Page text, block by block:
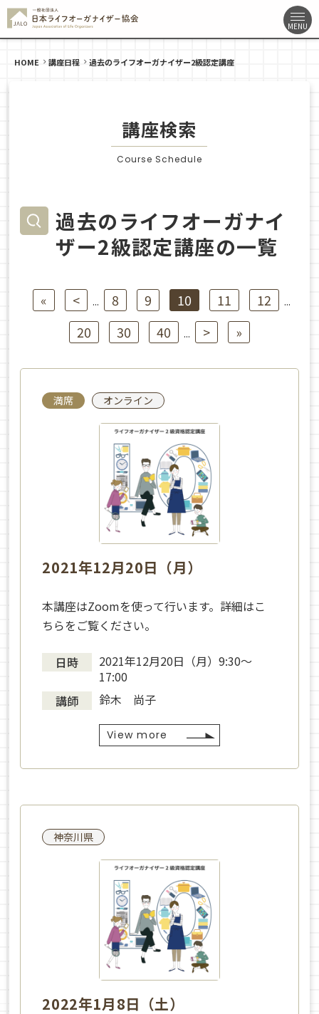
HOME 講座日程 過去のライフオーガナイザー2級認定講座
講座検索
Course Schedule
過去のライフオーガナイ
ザー2級認定講座の一覧
« < ... 8 9 10 11 12 ...
20 30 40 ... > »
満席 オンライン
2021年12月20日（月）
本講座はZoomを使って行います。詳細はこ
ちらをご覧ください。
日時
2021年12月20日（月）9:30〜
17:00
講師
鈴木 尚子
View more
神奈川県
2022年1月8日（土）